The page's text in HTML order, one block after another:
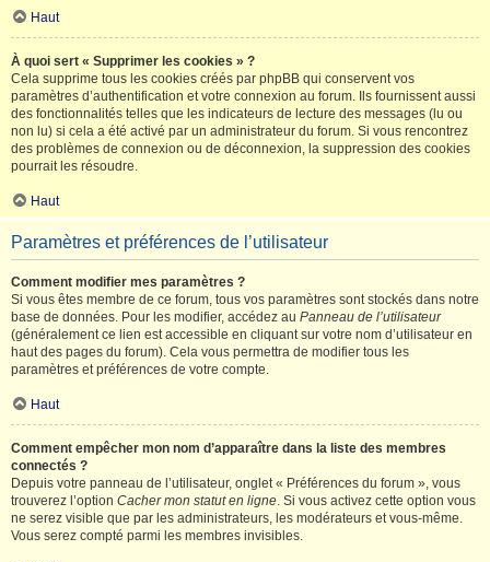
Haut
À quoi sert « Supprimer les cookies » ?
Cela supprime tous les cookies créés par phpBB qui conservent vos
paramètres d’authentification et votre connexion au forum. Ils fournissent aussi
des fonctionnalités telles que les indicateurs de lecture des messages (lu ou
non lu) si cela a été activé par un administrateur du forum. Si vous rencontrez
des problèmes de connexion ou de déconnexion, la suppression des cookies
pourrait les résoudre.
Haut
Paramètres et préférences de l’utilisateur
Comment modifier mes paramètres ?
Si vous êtes membre de ce forum, tous vos paramètres sont stockés dans notre
base de données. Pour les modifier, accédez au Panneau de l’utilisateur
(généralement ce lien est accessible en cliquant sur votre nom d’utilisateur en
haut des pages du forum). Cela vous permettra de modifier tous les
paramètres et préférences de votre compte.
Haut
Comment empêcher mon nom d’apparaître dans la liste des membres
connectés ?
Depuis votre panneau de l’utilisateur, onglet « Préférences du forum », vous
trouverez l’option Cacher mon statut en ligne. Si vous activez cette option vous
ne serez visible que par les administrateurs, les modérateurs et vous-même.
Vous serez compté parmi les membres invisibles.